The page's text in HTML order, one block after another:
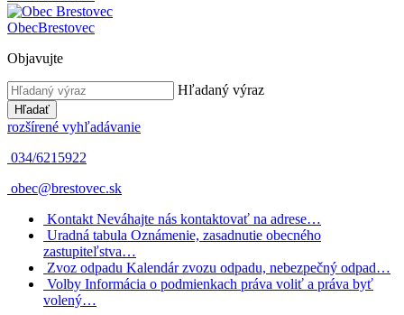
ObecBrestovec
Objavujte
Hľadaný výraz
Hľadať
rozšírené vyhľadávanie
034/6215922
obec@brestovec.sk
Kontakt Neváhajte nás kontaktovať na adrese…
Uradná tabula Oznámenie, zasadnutie obecného
zastupiteľstva…
Zvoz odpadu Kalendár zvozu odpadu, nebezpečný odpad…
Volby Informácia o podmienkach práva voliť a práva byť
volený…